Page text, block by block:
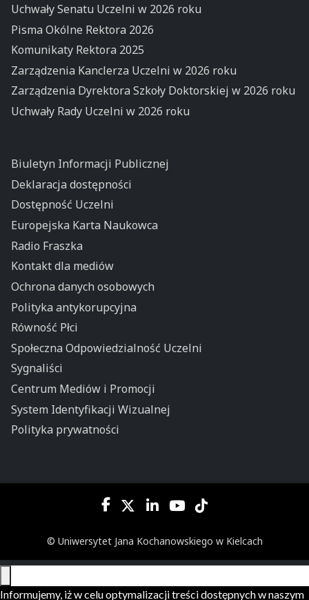
Uchwały Senatu Uczelni w 2026 roku
Pisma Okólne Rektora 2026
Komunikaty Rektora 2025
Zarządzenia Kanclerza Uczelni w 2026 roku
Zarządzenia Dyrektora Szkoły Doktorskiej w 2026 roku
Uchwały Rady Uczelni w 2026 roku
Biuletyn Informacji Publicznej
Deklaracja dostępności
Dostępność Uczelni
Europejska Karta Naukowca
Radio Fraszka
Kontakt dla mediów
Ochrona danych osobowych
Polityka antykorupcyjna
Równość Płci
Społeczna Odpowiedzialność Uczelni
Sygnaliści
Centrum Mediów i Promocji
System Identyfikacji Wizualnej
Polityka prywatności
© Uniwersytet Jana Kochanowskiego w Kielcach
Informujemy, iż w celu optymalizacji treści dostępnych w naszym